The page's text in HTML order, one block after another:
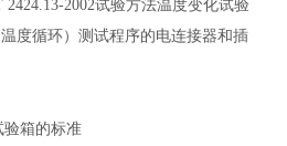
2424.13-2002试验方法温度变化试验
度循环）测试程序的电连接器和插
验箱的标准